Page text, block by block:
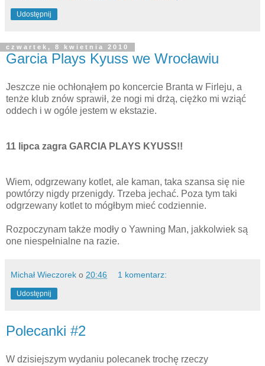
Udostępnij
czwartek, 8 kwietnia 2010
Garcia Plays Kyuss we Wrocławiu
Jeszcze nie ochłonąłem po koncercie Branta w Firleju, a
tenże klub znów sprawił, że nogi mi drżą, ciężko mi wziąć
oddech i w ogóle jestem w ekstazie.
11 lipca zagra GARCIA PLAYS KYUSS!!
Wiem, odgrzewany kotlet, ale kaman, taka szansa się nie
powtórzy nigdy przenigdy. Trzeba jechać. Poza tym taki
odgrzewany kotlet to mógłbym mieć codziennie.
Rozpoczynam także modły o Yawning Man, jakkolwiek są
one niespełnialne na razie.
Michał Wieczorek o 20:46 1 komentarz:
Udostępnij
Polecanki #2
W dzisiejszym wydaniu polecanek trochę rzeczy